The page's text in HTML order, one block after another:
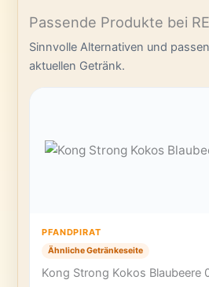
Passende Produkte bei
Sinnvolle Alternativen und
aktuellen Getränk.
PFANDPIRAT
Ähnliche Getränkeseite
Kong Strong Kokos Blaubeere